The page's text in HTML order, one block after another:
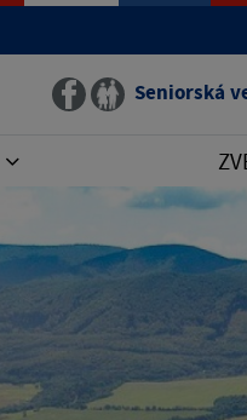
Seniorská